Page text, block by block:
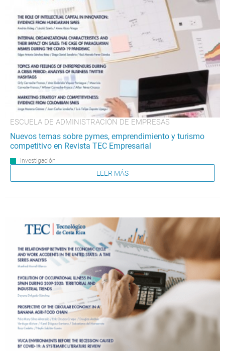
ESCUELA DE ADMINISTRACIÓN DE EMPRESAS
Nuevos temas sobre pymes, emprendimiento y turismo
competitivo en Revista TEC Empresarial
Investigación
LEER MÁS